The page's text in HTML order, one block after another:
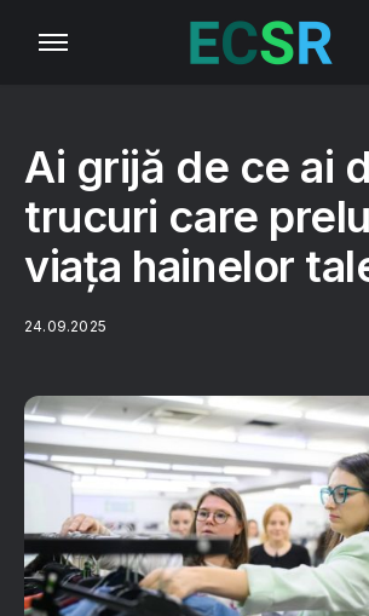
Ai grijă de ce ai
trucuri care
viața hainelor
24.09.2025